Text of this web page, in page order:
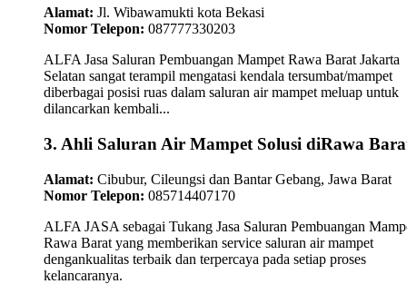
Alamat: Jl. Wibawamukti kota Bekasi
Nomor Telepon: 087777330203
ALFA Jasa Saluran Pembuangan Mampet Rawa Barat Jakarta
Selatan sangat terampil mengatasi kendala tersumbat/mampet
diberbagai posisi ruas dalam saluran air mampet meluap untuk
dilancarkan kembali...
3. Ahli Saluran Air Mampet Solusi diRawa
Alamat: Cibubur, Cileungsi dan Bantar Gebang, Jawa Barat
Nomor Telepon: 085714407170
ALFA JASA sebagai Tukang Jasa Saluran Pembuangan
Rawa Barat yang memberikan service saluran air mampet
dengankualitas terbaik dan terpercaya pada setiap proses
kelancaranya.